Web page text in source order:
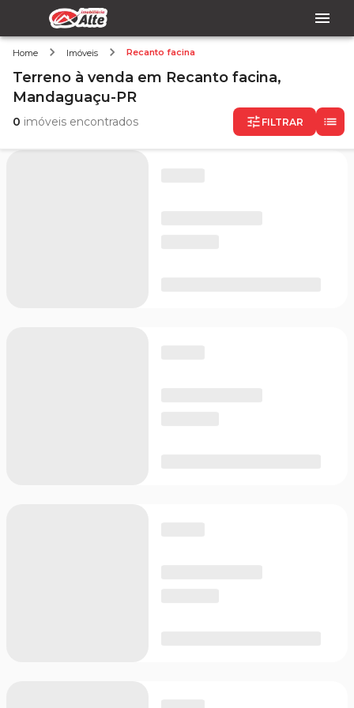
Home Imóveis Recanto facina
Terreno à venda em Recanto facina,
Mandaguaçu-PR
0 imóveis encontrados FILTRAR